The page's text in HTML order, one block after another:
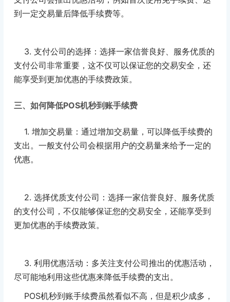
到一定交易量后降低手续费等。
3. 支付公司的选择：选择一家信誉良好、服务优质的
支付公司非常重要，这不仅可以保证您的交易安全，还
能享受到更加优惠的手续费政策。
三、如何降低POS机秒到账手续费
1. 增加交易量：通过增加交易量，可以降低手续费的
支出。一般支付公司会根据用户的交易量来给予一定的
优惠。
2. 选择优质支付公司：选择一家信誉良好、服务优质
的支付公司，不仅能够保证您的交易安全，还能享受到
更加优惠的手续费政策。
3. 利用优惠活动：多关注支付公司推出的优惠活动，
尽可能地利用这些优惠来降低手续费的支出。
POS机秒到账手续费虽然看似不高，但是积少成多，